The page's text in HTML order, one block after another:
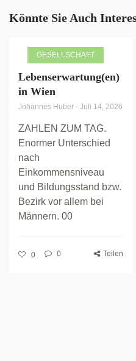
Könnte Sie Auch
GESELLSCHAFT
Lebenserwartung(en)
in Wien
Johannes Huber - Juli 14, 2026
ZAHLEN ZUM TAG.
Enormer Unterschied
nach
Einkommensniveau
und Bildungsstand bzw.
Bezirk vor allem bei
Männern. 00
0 0 Teilen